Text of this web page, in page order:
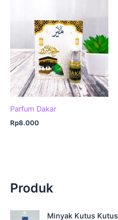
Parfum Dakar
Rp8.000
Produk
Minyak Kutus Kutus